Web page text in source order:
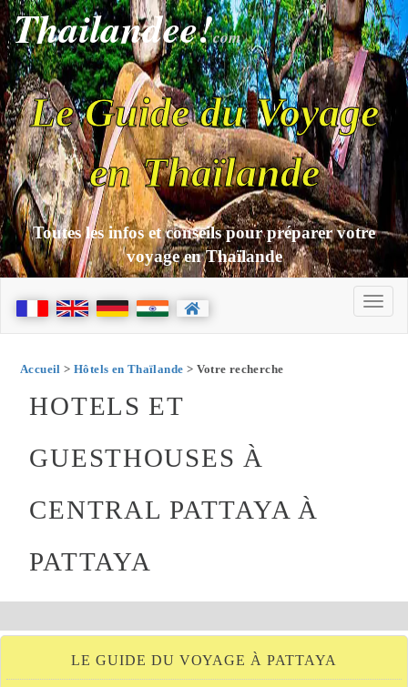
Thailandee!com
Le Guide du Voyage
en Thaïlande
Toutes les infos et conseils pour préparer votre
voyage en Thaïlande
Accueil > Hôtels en Thaïlande > Votre recherche
HOTELS ET
GUESTHOUSES À
CENTRAL PATTAYA À
PATTAYA
LE GUIDE DU VOYAGE À PATTAYA